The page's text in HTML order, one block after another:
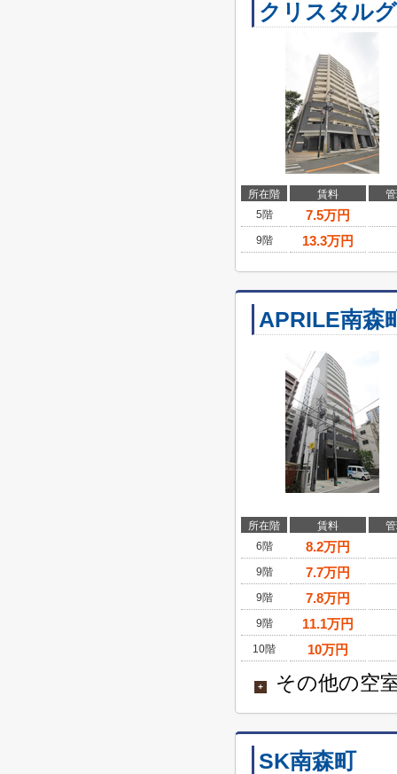
クリスタル
所在階 賃料
5階
7.5万円
9階 13.3万円
APRILE南森
所在階 賃料
6階
8.2万円
9階 7.7万円
9階 7.8万円
9階 11.1万円
10階 10万円
+ その他の空
SK南森町